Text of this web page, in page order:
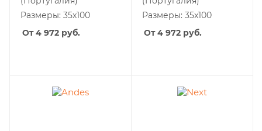
Размеры: 35x100
От 4 972 руб.
Размеры: 35x100
От 4 972 руб.